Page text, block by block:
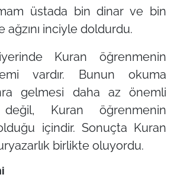
üstada bin dinar ve bin
ağzını inciyle doldurdu.
Kuran öğrenmenin
vardır. Bunun okuma
gelmesi daha az önemli
Kuran öğrenmenin
içindir. Sonuçta Kuran
birlikte oluyordu.